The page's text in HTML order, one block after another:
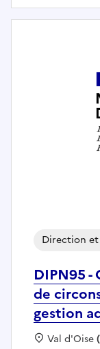
DIPN95 -
de
gestion
Direction
Val d'Oise